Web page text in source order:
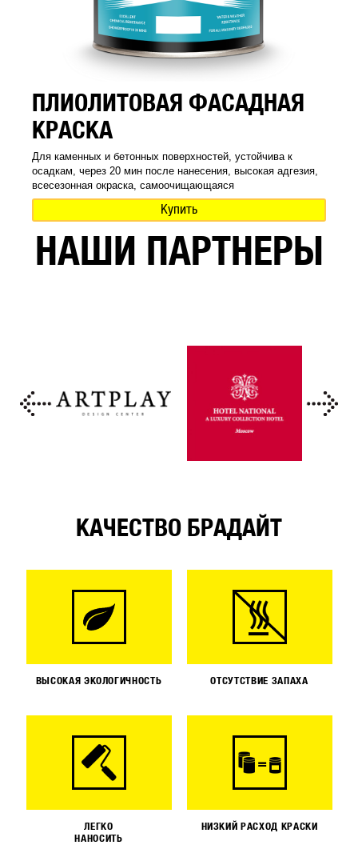
ПЛИОЛИТОВАЯ ФАСАДНАЯ
КРАСКА
Для каменных и бетонных поверхностей, устойчива к
осадкам, через 20 мин после нанесения, высокая адгезия,
всесезонная окраска, самоочищающаяся
Купить
НАШИ ПАРТНЕРЫ
КАЧЕСТВО БРАДАЙТ
ВЫСОКАЯ ЭКОЛОГИЧНОСТЬ ОТСУТСТВИЕ ЗАПАХА
ЛЕГКО
НАНОСИТЬ
НИЗКИЙ РАСХОД КРАСКИ